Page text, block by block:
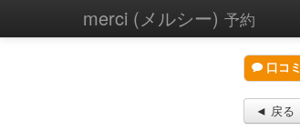
merci (メルシー) 予約
口コミ
◄ 戻る